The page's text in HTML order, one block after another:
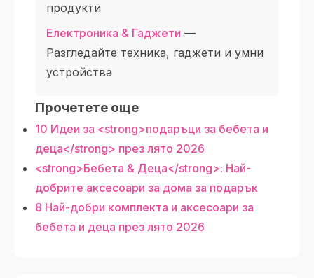
продукти
Електроника & Гаджети —
Разгледайте техника, гаджети и умни
устройства
Прочетете още
10 Идеи за <strong>подаръци за бебета и
деца</strong> през лято 2026
<strong>Бебета & Деца</strong>: Най-
добрите аксесоари за дома за подарък
8 Най-добри комплекта и аксесоари за
бебета и деца през лято 2026